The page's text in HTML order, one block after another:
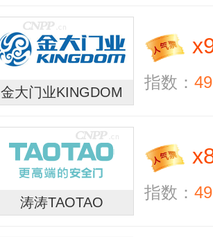
金大门业KINGDOM
x
指数：
涛涛TAOTAO
x
指数：